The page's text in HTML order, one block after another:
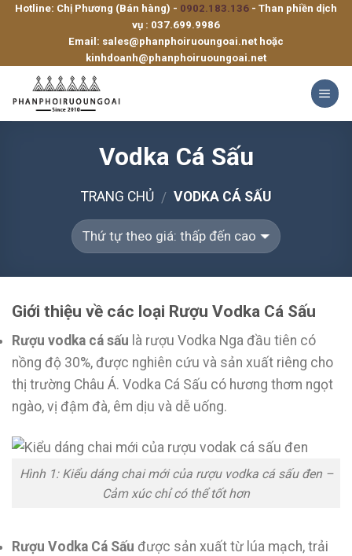
SkipHotline: Chị Phương (Bán hàng) - 0902.183.136 - Than phiền dịch
vụ : 037.699.9986
Email: sales@phanphoiruoungoai.net hoặc
kinhdoanh@phanphoiruoungoai.net
Vodka Cá Sấu
TRANG CHỦ / VODKA CÁ SẤU
Giới thiệu về các loại Rượu Vodka Cá Sấu
Rượu vodka cá sấu là rượu Vodka Nga đầu tiên có
nồng độ 30%, được nghiên cứu và sản xuất riêng cho
thị trường Châu Á. Vodka Cá Sấu có hương thơm ngọt
ngào, vị đậm đà, êm dịu và dễ uống.
Hình 1: Kiểu dáng chai mới của rượu vodka cá sấu đen –
Cảm xúc chỉ có thể tốt hơn
Rượu Vodka Cá Sấu được sản xuất từ lúa mạch, trải